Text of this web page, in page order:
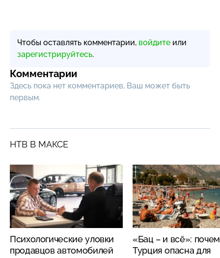
Чтобы оставлять комментарии, войдите или
зарегистрируйтесь.
Комментарии
Здесь пока нет комментариев, Ваш может быть
первым.
НТВ В МАКСЕ
Психологические уловки
продавцов автомобилей
«Бац – и всё»:
Турция опасна для